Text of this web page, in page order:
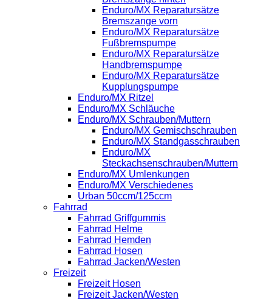
Enduro/MX Reparatursätze
Bremszange vorn
Enduro/MX Reparatursätze
Fußbremspumpe
Enduro/MX Reparatursätze
Handbremspumpe
Enduro/MX Reparatursätze
Kupplungspumpe
Enduro/MX Ritzel
Enduro/MX Schläuche
Enduro/MX Schrauben/Muttern
Enduro/MX Gemischschrauben
Enduro/MX Standgasschrauben
Enduro/MX
Steckachsenschrauben/Muttern
Enduro/MX Umlenkungen
Enduro/MX Verschiedenes
Urban 50ccm/125ccm
Fahrrad
Fahrrad Griffgummis
Fahrrad Helme
Fahrrad Hemden
Fahrrad Hosen
Fahrrad Jacken/Westen
Freizeit
Freizeit Hosen
Freizeit Jacken/Westen